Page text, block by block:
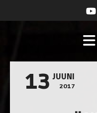
13 JUUNI
2017